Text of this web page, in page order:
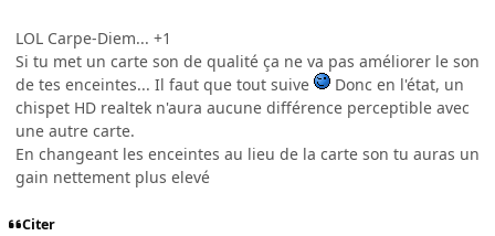
LOL Carpe-Diem... +1
Si tu met un carte son de qualité ça ne va pas améliorer le son
de tes enceintes... Il faut que tout suive
Donc en l'état, un
chispet HD realtek n'aura aucune différence perceptible avec
une autre carte.
En changeant les enceintes au lieu de la carte son tu auras un
gain nettement plus elevé
Citer